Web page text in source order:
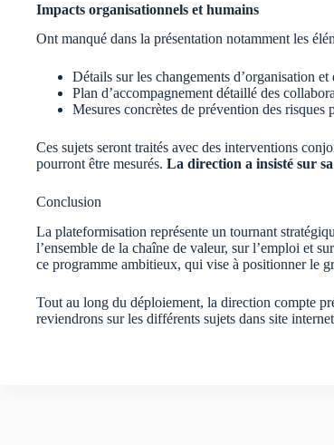
Impacts organisationnels et humains
Ont manqué dans la présentation notamment les
Détails sur les changements d’organisation
Plan d’accompagnement détaillé des
Mesures concrètes de prévention des risques
Ces sujets seront traités avec des interventions
pourront être mesurés. La direction a insisté sur
Conclusion
La plateformisation représente un tournant
l’ensemble de la chaîne de valeur, sur l’emploi et
ce programme ambitieux, qui vise à positionner le
Tout au long du déploiement, la direction compte
reviendrons sur les différents sujets dans site